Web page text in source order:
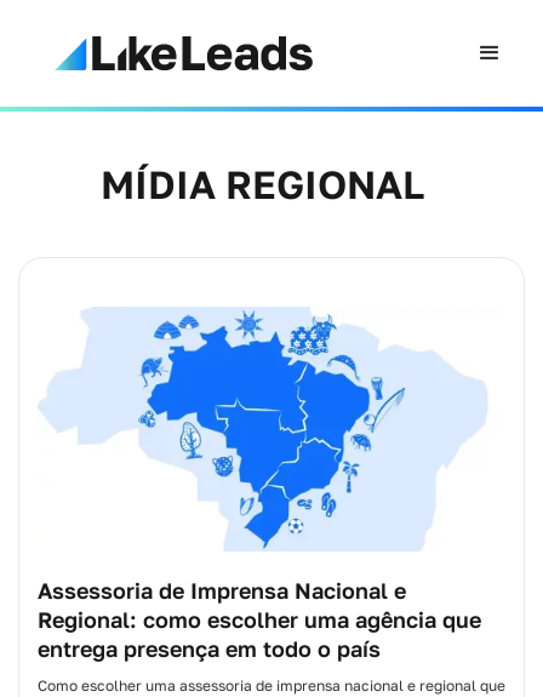
MÍDIA REGIONAL
Assessoria de Imprensa Nacional e
Regional: como escolher uma agência que
entrega presença em todo o país
Como escolher uma assessoria de imprensa nacional e regional que